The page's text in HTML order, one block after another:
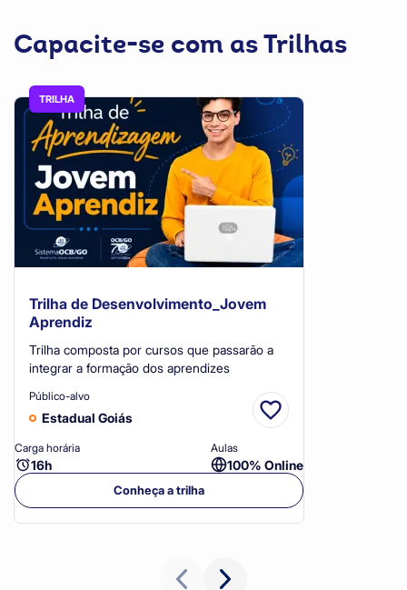
Capacite-se com as Trilhas
TRILHA
Trilha de Desenvolvimento_Jovem
Aprendiz
Trilha composta por cursos que passarão a
integrar a formação dos aprendizes
Público-alvo
Estadual Goiás
Carga horária
16h
Aulas
100% Online
Conheça a trilha